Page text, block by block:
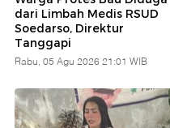
dari Limbah Medis RSUD
Soedarso, Direktur
Tanggapi
Rabu, 05 Agu 2026 21:01 WIB